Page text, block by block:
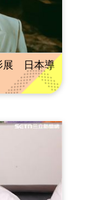
展 日本導